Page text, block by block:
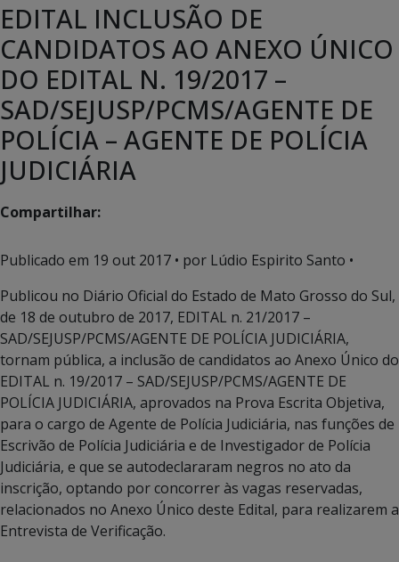
EDITAL INCLUSÃO DE
CANDIDATOS AO ANEXO ÚNICO
DO EDITAL N. 19/2017 –
SAD/SEJUSP/PCMS/AGENTE DE
POLÍCIA – AGENTE DE POLÍCIA
JUDICIÁRIA
Compartilhar:
Publicado em 19 out 2017 • por Lúdio Espirito Santo •
Publicou no Diário Oficial do Estado de Mato Grosso do Sul,
de 18 de outubro de 2017, EDITAL n. 21/2017 –
SAD/SEJUSP/PCMS/AGENTE DE POLÍCIA JUDICIÁRIA,
tornam pública, a inclusão de candidatos ao Anexo Único do
EDITAL n. 19/2017 – SAD/SEJUSP/PCMS/AGENTE DE
POLÍCIA JUDICIÁRIA, aprovados na Prova Escrita Objetiva,
para o cargo de Agente de Polícia Judiciária, nas funções de
Escrivão de Polícia Judiciária e de Investigador de Polícia
Judiciária, e que se autodeclararam negros no ato da
inscrição, optando por concorrer às vagas reservadas,
relacionados no Anexo Único deste Edital, para realizarem a
Entrevista de Verificação.